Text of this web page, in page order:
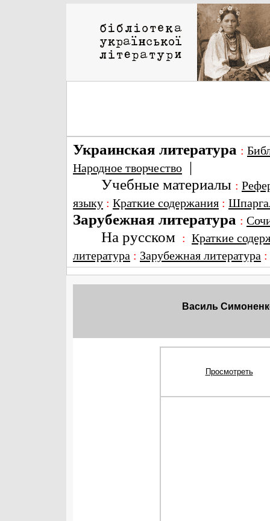
Украинская литература :
Народное творчество |
Учебные материалы :
языку : Краткие содержания :
Зарубежная литература :
На русском : Краткие
литература : Зарубежная литература
Василь
Просмотреть